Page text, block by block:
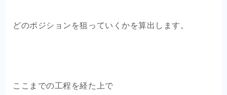
どのポジションを狙っていくかを算出します。
ここまでの工程を経た上で